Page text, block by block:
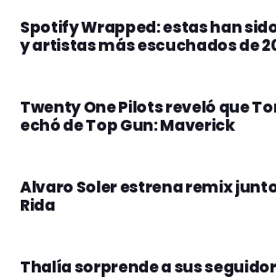
Spotify Wrapped: estas han
y artistas más escuchados de
Twenty One Pilots reveló que
echó de Top Gun: Maverick
Alvaro Soler estrena remix junto
Rida
Thalía sorprende a sus